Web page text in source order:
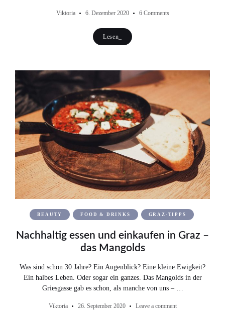
Viktoria 6. Dezember 2020 6 Comments
Lesen_
BEAUTY FOOD & DRINKS GRAZ-TIPPS
Nachhaltig essen und einkaufen in Graz –
das Mangolds
Was sind schon 30 Jahre? Ein Augenblick? Eine kleine Ewigkeit?
Ein halbes Leben. Oder sogar ein ganzes. Das Mangolds in der
Griesgasse gab es schon, als manche von uns – …
Viktoria 26. September 2020 Leave a comment